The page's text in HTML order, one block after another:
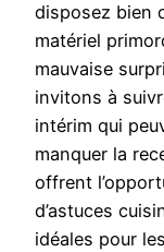
disposez bien
matériel
mauvaise
invitons à
intérim qui
manquer la
offrent
d’astuces
idéales pour